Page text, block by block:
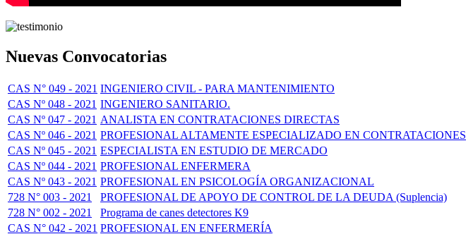
Nuevas Convocatorias
CAS N° 049 - 2021 INGENIERO CIVIL - PARA MANTENIMIENTO
CAS Nº 048 - 2021 INGENIERO SANITARIO.
CAS Nº 047 - 2021 ANALISTA EN CONTRATACIONES DIRECTAS
CAS Nº 046 - 2021 PROFESIONAL ALTAMENTE ESPECIALIZADO EN CONTRATACIONES
CAS Nº 045 - 2021 ESPECIALISTA EN ESTUDIO DE MERCADO
CAS Nº 044 - 2021 PROFESIONAL ENFERMERA
CAS Nº 043 - 2021 PROFESIONAL EN PSICOLOGÍA ORGANIZACIONAL
728 N° 003 - 2021
PROFESIONAL DE APOYO DE CONTROL DE LA DEUDA (Suplencia)
728 N° 002 - 2021
Programa de canes detectores K9
CAS N° 042 - 2021 PROFESIONAL EN ENFERMERÍA